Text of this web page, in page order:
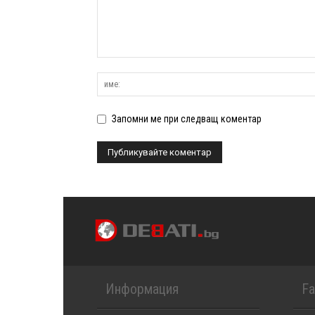
Запомни ме при следващ коментар
Информация